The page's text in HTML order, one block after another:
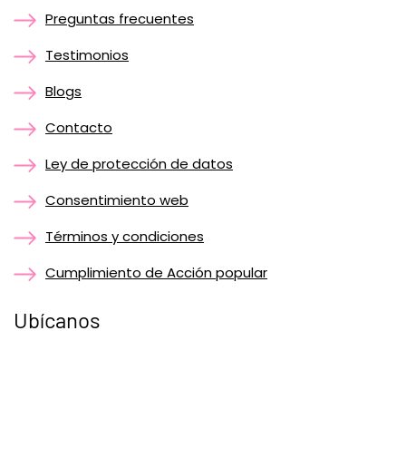
Preguntas frecuentes
Testimonios
Blogs
Contacto
Ley de protección de datos
Consentimiento web
Términos y condiciones
Cumplimiento de Acción popular
Ubícanos